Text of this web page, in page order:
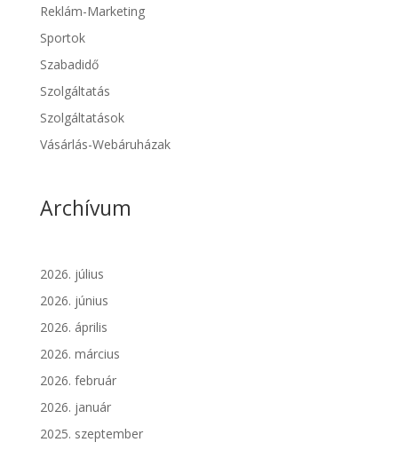
Reklám-Marketing
Sportok
Szabadidő
Szolgáltatás
Szolgáltatások
Vásárlás-Webáruházak
Archívum
2026. július
2026. június
2026. április
2026. március
2026. február
2026. január
2025. szeptember